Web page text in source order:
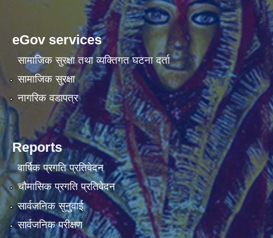
eGov services
सामाजिक सुरक्षा तथा व्यक्तिगत घटना दर्ता
सामाजिक सुरक्षा
नागरिक वडापत्र
Reports
वार्षिक प्रगति प्रतिवेदन
चौमासिक प्रगति प्रतिवेदन
सार्वजनिक सुनुवाई
सार्वजनिक परीक्षण